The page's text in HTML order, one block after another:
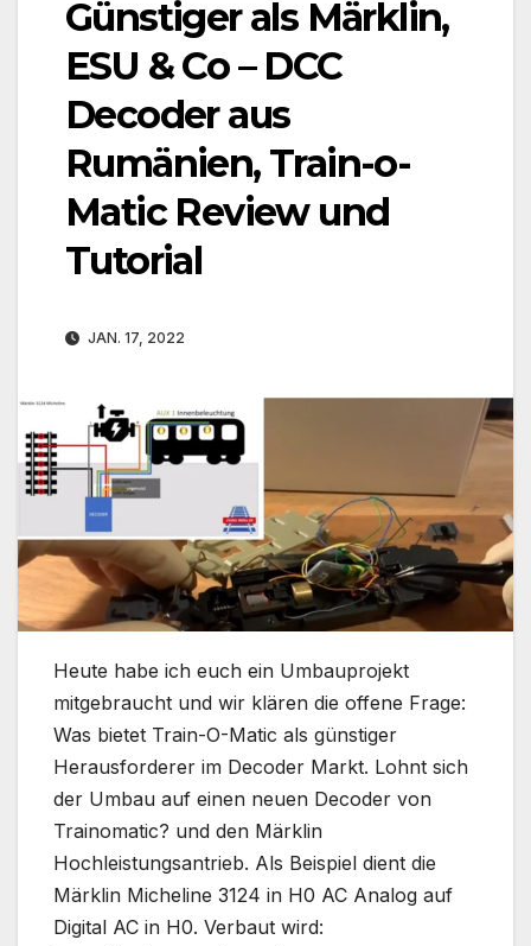
Günstiger als Märklin,
ESU & Co – DCC
Decoder aus
Rumänien, Train-o-
Matic Review und
Tutorial
JAN. 17, 2022
Heute habe ich euch ein Umbauprojekt
mitgebraucht und wir klären die offene Frage:
Was bietet Train-O-Matic als günstiger
Herausforderer im Decoder Markt. Lohnt sich
der Umbau auf einen neuen Decoder von
Trainomatic? und den Märklin
Hochleistungsantrieb. Als Beispiel dient die
Märklin Micheline 3124 in H0 AC Analog auf
Digital AC in H0. Verbaut wird: